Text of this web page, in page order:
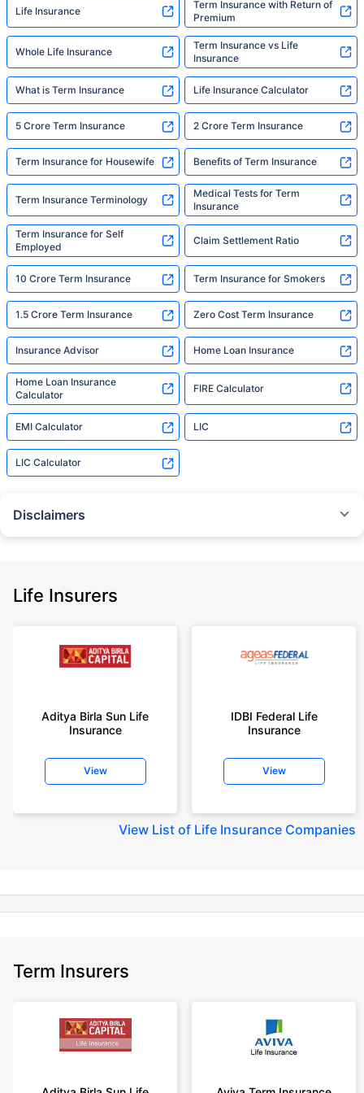
Life Insurance
Term Insurance with Return of
Premium
Whole Life Insurance
Term Insurance vs Life
Insurance
What is Term Insurance Life Insurance Calculator
5 Crore Term Insurance 2 Crore Term Insurance
Term Insurance for Housewife Benefits of Term Insurance
Term Insurance Terminology
Medical Tests for Term
Insurance
Term Insurance for Self
Employed
Claim Settlement Ratio
10 Crore Term Insurance Term Insurance for Smokers
1.5 Crore Term Insurance Zero Cost Term Insurance
Insurance Advisor Home Loan Insurance
Home Loan Insurance
Calculator
FIRE Calculator
EMI Calculator LIC
LIC Calculator
Disclaimers
Policybazaar does not endorse, rate or recommend any particular insurer
+On the basis of your profile
years of age, rounded off to nearest 10
insurance for an 18 year-old male, non-smoker, with no pre-existing
diseases, cover upto 30 years of age rounded off to nearest 10
old male, non-smoker, with no pre-existing diseases, cover upto 30 years
+Rs. 15/day is starting price for a 75 lakhs term life insurance for an 18
+Rs. 504/month is starting price for a 1.5 crore term life insurance for an 18
+Rs. 494/month is starting price for a 2 crore term life insurance for an 18
year-old male, non-smoker, with no pre-existing diseases, cover upto 30
+Rs. 636/month is starting price for a 3 crore term life insurance for an 18
Life Insurers
Aditya Birla Sun Life
Insurance
View
IDBI Federal Life
Insurance
View
View List of Life Insurance Companies
Term Insurers